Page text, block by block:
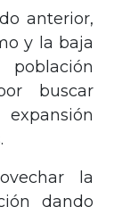
anterior,
y la baja
buscar
la
dando